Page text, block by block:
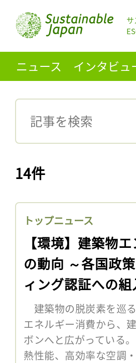
サ
ニュース インタビュ
14件
トップニュース
【環境】建築物
の動向 ～各国政
ィング認証への組
建築物の脱炭素を巡
エネルギー消費から、
ボンへと広がっている
熱性能、高効率な空調